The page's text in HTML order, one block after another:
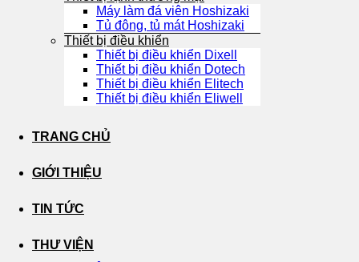
Máy làm đá viên Hoshizaki
Tủ đông, tủ mát Hoshizaki
Thiết bị điều khiển
Thiết bị điều khiển Dixell
Thiết bị điều khiển Dotech
Thiết bị điều khiển Elitech
Thiết bị điều khiển Eliwell
TRANG CHỦ
GIỚI THIỆU
TIN TỨC
THƯ VIỆN